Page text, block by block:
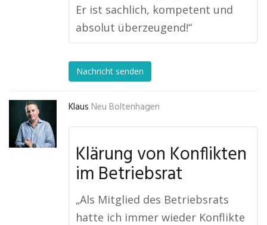
Er ist sachlich, kompetent und
absolut überzeugend!“
Nachricht senden
Klaus Neu Boltenhagen
Klärung von Konflikten
im Betriebsrat
„Als Mitglied des Betriebsrats
hatte ich immer wieder Konflikte